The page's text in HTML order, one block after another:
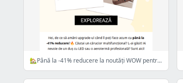
🏡Până la -41% reducere la noutăți WOW pentru casa ta!